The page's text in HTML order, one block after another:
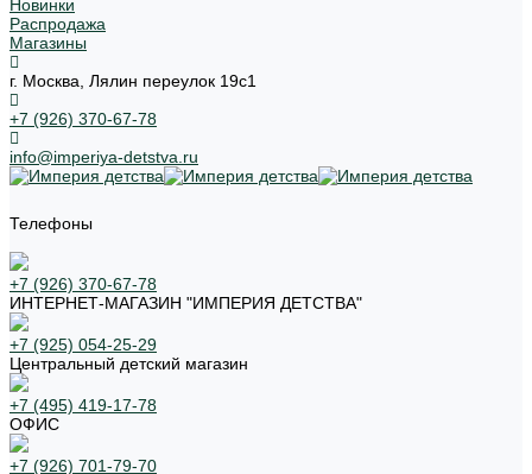
Новинки
Распродажа
Магазины
г. Москва, Лялин переулок 19с1
+7 (926) 370-67-78
info@imperiya-detstva.ru
Телефоны
+7 (926) 370-67-78
ИНТЕРНЕТ-МАГАЗИН "ИМПЕРИЯ ДЕТСТВА"
+7 (925) 054-25-29
Центральный детский магазин
+7 (495) 419-17-78
ОФИС
+7 (926) 701-79-70